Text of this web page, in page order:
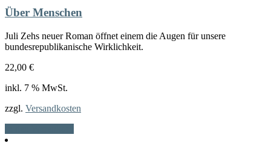
Über Menschen
Juli Zehs neuer Roman öffnet einem die Augen für unsere
bundesrepublikanische Wirklichkeit.
22,00 €
inkl. 7 % MwSt.
zzgl. Versandkosten